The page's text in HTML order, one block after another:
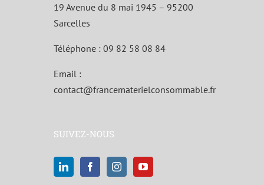
19 Avenue du 8 mai 1945 – 95200
Sarcelles
Téléphone : 09 82 58 08 84
Email :
contact@francematerielconsommable.fr
SUIVEZ-NOUS